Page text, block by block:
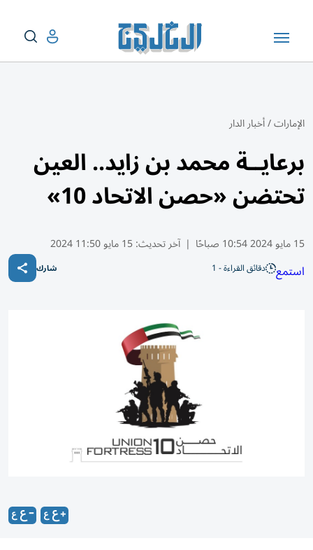
الإمارات/أخبار الدار
برعايــة محمد بن زايد.. العين
تحتضن «حصن الاتحاد 10»
15 مايو 2024 10:54 صباحًا | آخر تحديث:15 مايو 11:50 2024
استمع دقائق القراءة - 1 شارك